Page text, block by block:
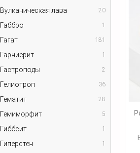
Вулканическая лава 20
Габбро 1
Гагат 181
Гарниерит 1
Гастроподы 2
Гелиотроп 36
Гематит 28
Гемиморфит 5
Гиббсит 1
Гиперстен 1